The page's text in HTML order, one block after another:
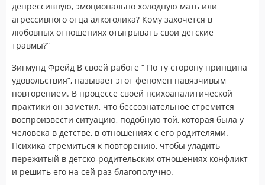
депрессивную, эмоционально холодную мать или
агрессивного отца алкоголика? Кому захочется в
любовных отношениях отыгрывать свои детские
травмы?”
Зигмунд Фрейд В своей работе “ По ту сторону принципа
удовольствия”, называет этот феномен навязчивым
повторением. В процессе своей психоаналитической
практики он заметил, что бессознательное стремится
воспроизвести ситуацию, подобную той, которая была у
человека в детстве, в отношениях с его родителями.
Психика стремиться к повторению, чтобы уладить
пережитый в детско-родительских отношениях конфликт
и решить его на сей раз благополучно.